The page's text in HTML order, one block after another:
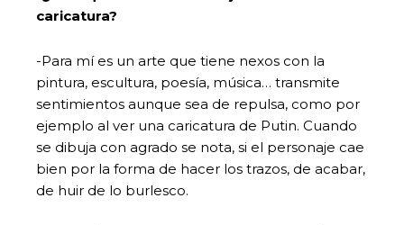
caricatura?
-Para mí es un arte que tiene nexos con la
pintura, escultura, poesía, música… transmite
sentimientos aunque sea de repulsa, como por
ejemplo al ver una caricatura de Putin. Cuando
se dibuja con agrado se nota, si el personaje cae
bien por la forma de hacer los trazos, de acabar,
de huir de lo burlesco.